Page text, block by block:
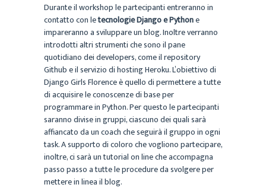
Durante il workshop le partecipanti entreranno in
contatto con letecnologie Django e Pythone
impareranno a sviluppare un blog. Inoltre verranno
introdotti altri strumenti che sono il pane
quotidiano dei developers, come il repository
Github e il servizio di hosting Heroku. L’obiettivo di
Django Girls Florence è quello di permettere a tutte
di acquisire le conoscenze di base per
programmare in Python. Per questo le partecipanti
saranno divise in gruppi, ciascuno dei quali sarà
affiancato da un coach che seguirà il gruppo in ogni
task. A supporto di coloro che vogliono partecipare,
inoltre, ci sarà un tutorial on line che accompagna
passo passo a tutte le procedure da svolgere per
mettere in linea il blog.